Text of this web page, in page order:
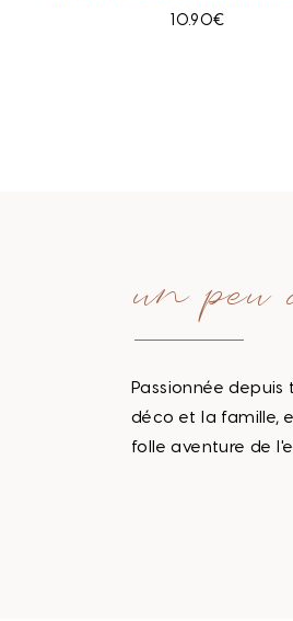
10.90€
un
Passionnée
déco et la famille,
folle aventure de